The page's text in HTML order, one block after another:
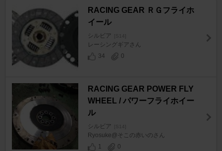
RACING GEAR ＲＧフライホ
イール
シルビア
レーシングギアさん
34
0
RACING GEAR POWER FLY
WHEEL / パワーフライホイー
ル
シルビア
Ryosuke@そこの赤いのさん
1
0